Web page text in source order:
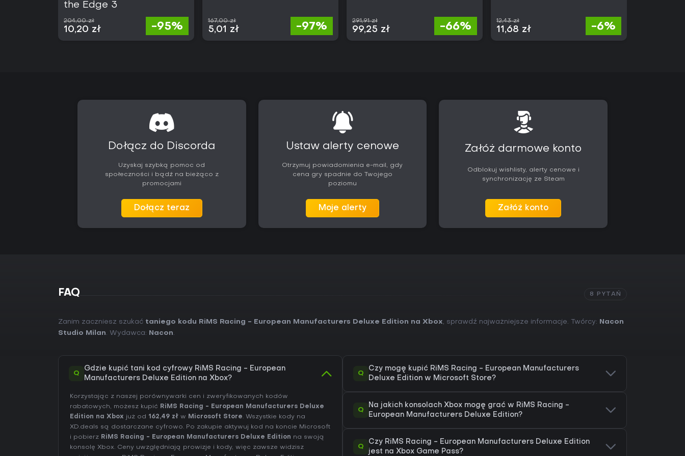
the Edge 3
204,00 zł
10,20 zł -95%
167,00 zł
5,01 zł -97%
291,91 zł
99,25 zł -66%
12,43 zł
11,68 zł -6%
Dołącz do Discorda
Uzyskaj szybką pomoc od
społeczności i bądź na bieżąco z
promocjami
Dołącz teraz
Ustaw alerty cenowe
Otrzymuj powiadomienia e-mail, gdy
cena gry spadnie do Twojego
poziomu
Moje alerty
Załóż darmowe konto
Odblokuj wishlisty, alerty cenowe i
synchronizację ze Steam
Załóż konto
FAQ 8 PYTAŃ
Zanim zaczniesz szukać taniego kodu RiMS Racing - European Manufacturers Deluxe Edition na Xbox, sprawdź najważniejsze informacje. Twórcy:
Nacon
Studio Milan. Wydawca: Nacon.
Q
Gdzie kupić tani kod cyfrowy RiMS Racing - European
Manufacturers Deluxe Edition na Xbox?
Korzystając z naszej porównywarki cen i zweryfikowanych kodów
rabatowych, możesz kupić RiMS Racing - European Manufacturers Deluxe
Edition na Xbox już od 162,49 zł w Microsoft Store. Wszystkie kody na
XD.deals są dostarczane cyfrowo. Po zakupie aktywuj kod na koncie Microsoft
i pobierz RiMS Racing - European Manufacturers Deluxe Edition na swoją
konsolę Xbox. Ceny uwzględniają prowizje i kody, więc zawsze widzisz
Q
Czy mogę kupić RiMS Racing - European Manufacturers
Deluxe Edition w Microsoft Store?
Q
Na jakich konsolach Xbox mogę grać w RiMS Racing -
European Manufacturers Deluxe Edition?
Q
Czy RiMS Racing - European Manufacturers Deluxe Edition
jest na Xbox Game Pass?